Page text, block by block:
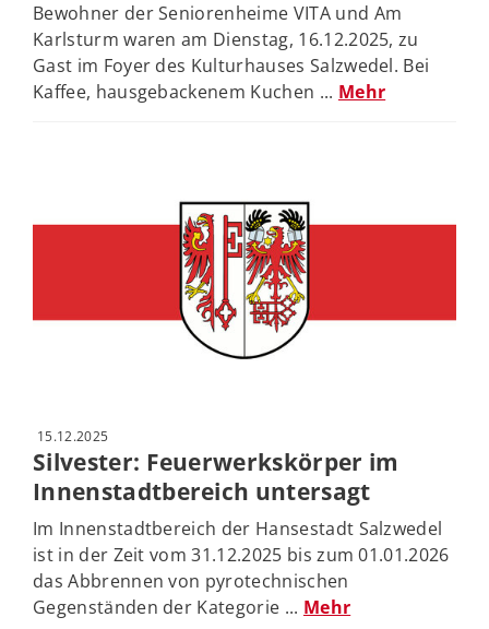
Bewohner der Seniorenheime VITA und Am
Karlsturm waren am Dienstag, 16.12.2025, zu
Gast im Foyer des Kulturhauses Salzwedel. Bei
Kaffee, hausgebackenem Kuchen ... Mehr
15.12.2025
Silvester: Feuerwerkskörper im
Innenstadtbereich untersagt
Im Innenstadtbereich der Hansestadt Salzwedel
ist in der Zeit vom 31.12.2025 bis zum 01.01.2026
das Abbrennen von pyrotechnischen
Gegenständen der Kategorie ... Mehr